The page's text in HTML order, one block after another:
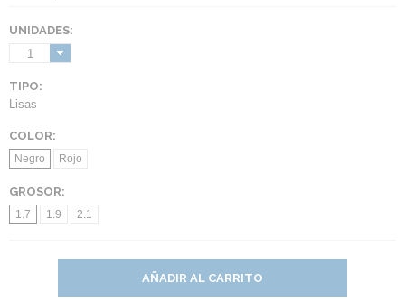
UNIDADES:
1
TIPO:
Lisas
COLOR:
Negro Rojo
GROSOR:
1.7 1.9 2.1
AÑADIR AL CARRITO